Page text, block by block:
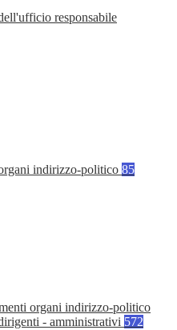
responsabile
indirizzo-politico 85
organi indirizzo-politico
- amministrativi 572